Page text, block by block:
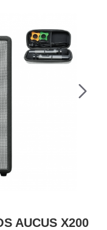
AUCUS X200